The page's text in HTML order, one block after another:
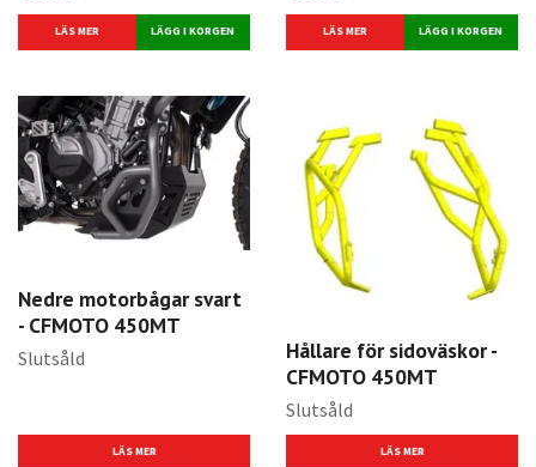
LÄS MER LÄS MER
Nedre motorbågar svart
- CFMOTO 450MT
Slutsåld
LÄS MER
Hållare för sidoväskor -
CFMOTO 450MT
Slutsåld
LÄS MER